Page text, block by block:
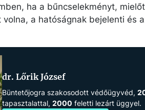
ha a bűncselekményt,
a hatóságnak bejelenti és
dr. Lőrik József
Büntetőjogra szakosodott védőügyvéd,
tapasztalattal, 2000 feletti lezárt üggyel.